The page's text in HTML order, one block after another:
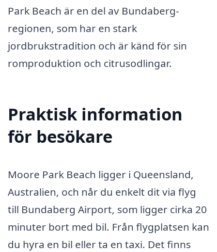
Park Beach är en del av Bundaberg-
regionen, som har en stark
jordbrukstradition och är känd för sin
romproduktion och citrusodlingar.
Praktisk information
för besökare
Moore Park Beach ligger i Queensland,
Australien, och når du enkelt dit via flyg
till Bundaberg Airport, som ligger cirka 20
minuter bort med bil. Från flygplatsen kan
du hyra en bil eller ta en taxi. Det finns